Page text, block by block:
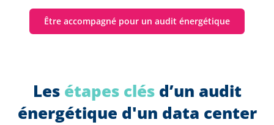
Être accompagné pour un audit énergétique
Les étapes clés d’un audit
énergétique d'un data center